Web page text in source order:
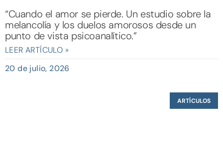
“Cuando el amor se pierde. Un estudio sobre la
melancolía y los duelos amorosos desde un
punto de vista psicoanalítico.”
LEER ARTÍCULO »
20 de julio, 2026
ARTÍCULOS